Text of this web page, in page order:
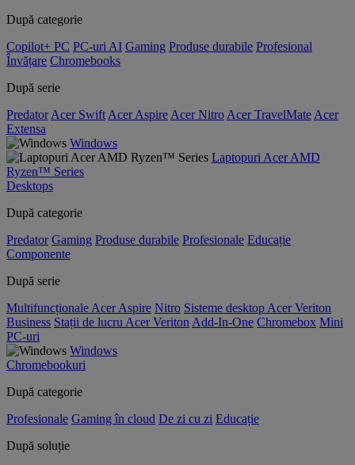
După categorie
Copilot+ PC PC-uri AI Gaming Produse durabile Profesional
Învățare Chromebooks
După serie
Predator Acer Swift Acer Aspire Acer Nitro Acer TravelMate Acer
Extensa
Windows
Laptopuri Acer AMD
Ryzen™ Series
Desktops
După categorie
Predator Gaming Produse durabile Profesionale Educație
Componente
După serie
Multifuncționale Acer Aspire Nitro Sisteme desktop Acer Veriton
Business Stații de lucru Acer Veriton Add-In-One Chromebox Mini
PC-uri
Windows
Chromebookuri
După categorie
Profesionale Gaming în cloud De zi cu zi Educație
După soluție